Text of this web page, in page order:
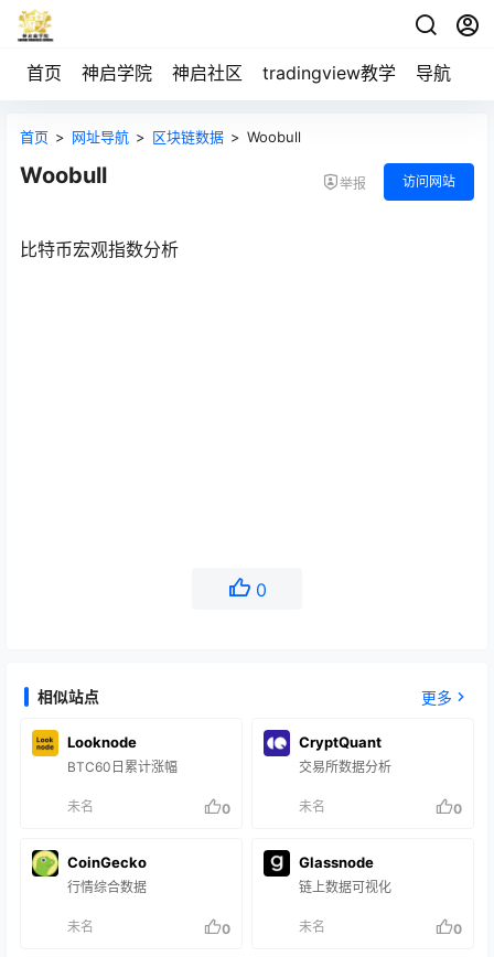
首页 神启学院 神启社区 tradingview教学 导航
首页 > 网址导航 > 区块链数据 > Woobull
Woobull 举报 访问网站
比特币宏观指数分析
0
相似站点 更多
Looknode
BTC60日累计涨幅
未名 0
CryptQuant
交易所数据分析
未名 0
CoinGecko
行情综合数据
未名 0
Glassnode
链上数据可视化
未名 0